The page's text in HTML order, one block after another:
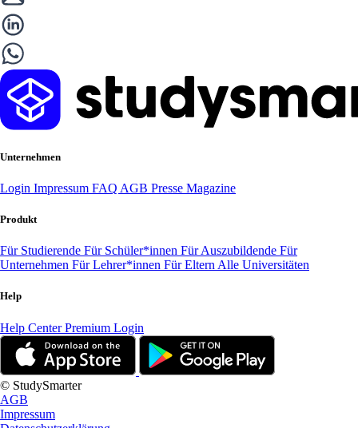
Unternehmen
Login Impressum FAQ AGB Presse Magazine
Produkt
Für Studierende Für Schüler*innen Für Auszubildende Für
Unternehmen Für Lehrer*innen Für Eltern Alle Universitäten
Help
Help CenterPremium Login
© StudySmarter
AGB
Impressum